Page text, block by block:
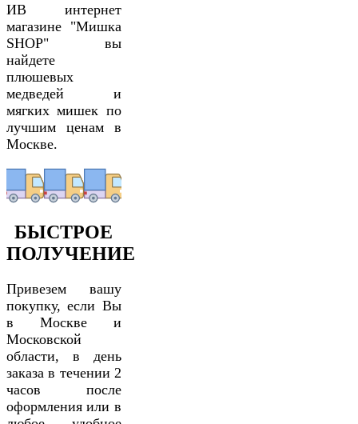
ИВ интернет
магазине "Мишка
SHOP" вы
найдете
плюшевых
медведей и
мягких мишек по
лучшим ценам в
Москве.
БЫСТРОЕ
ПОЛУЧЕНИЕ
Привезем вашу
покупку, если Вы
в Москве и
Московской
области, в день
заказа в течении 2
часов после
оформления или в